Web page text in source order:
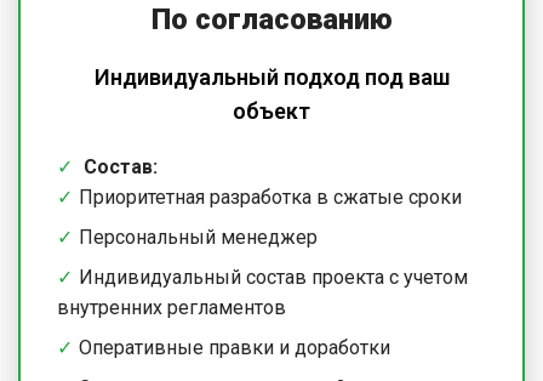
По согласованию
Индивидуальный подход под ваш
объект
Состав:
Приоритетная разработка в сжатые сроки
Персональный менеджер
Индивидуальный состав проекта с учетом
внутренних регламентов
Оперативные правки и доработки